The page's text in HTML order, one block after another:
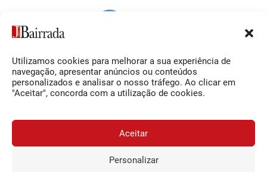
Utilizamos cookies para melhorar a sua experiência de
navegação, apresentar anúncios ou conteúdos
personalizados e analisar o nosso tráfego. Ao clicar em
"Aceitar", concorda com a utilização de cookies.
Aceitar
Personalizar
Siga-nos
Facebook
O Jornal da Bairrada
Contactos
Termos e Condições